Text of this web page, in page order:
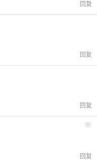
回复
回复
回复
5
回复